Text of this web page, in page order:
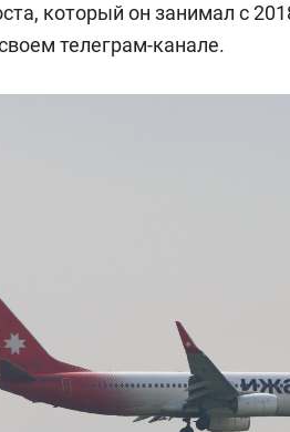
который он занимал с
телеграм-канале.